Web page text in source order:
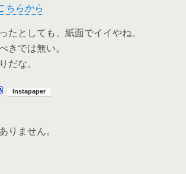
ちらから
としても、紙面でイイやね。
きでは無い。
だな。
りません。